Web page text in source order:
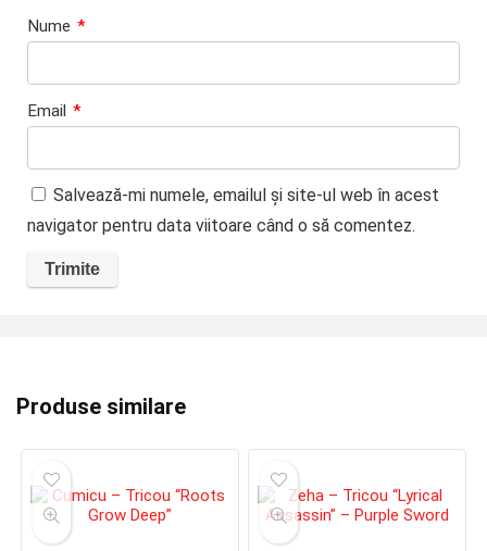
Nume *
Email *
Salvează-mi numele, emailul și site-ul web în acest
navigator pentru data viitoare când o să comentez.
Produse similare